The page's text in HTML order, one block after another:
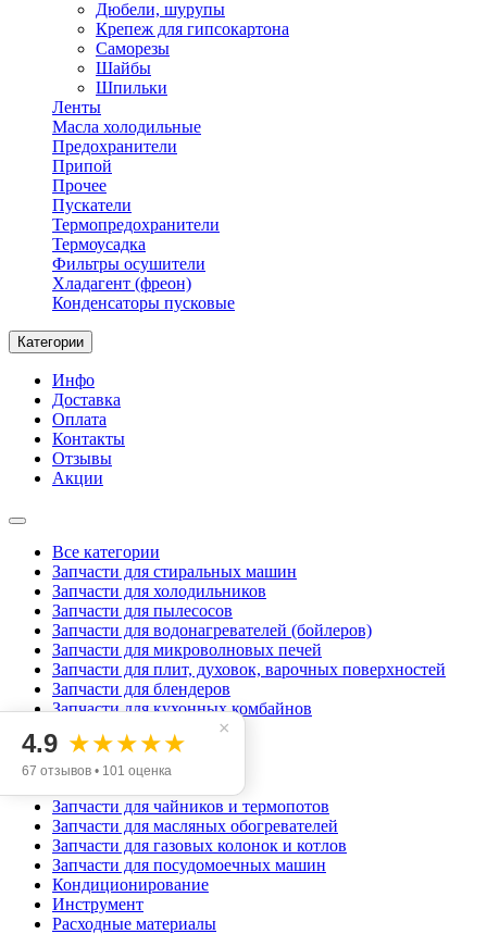
Дюбели, шурупы
Крепеж для гипсокартона
Саморезы
Шайбы
Шпильки
Ленты
Масла холодильные
Предохранители
Припой
Прочее
Пускатели
Термопредохранители
Термоусадка
Фильтры осушители
Хладагент (фреон)
Конденсаторы пусковые
Категории
Инфо
Доставка
Оплата
Контакты
Отзывы
Акции
Все категории
Запчасти для стиральных машин
Запчасти для холодильников
Запчасти для пылесосов
Запчасти для водонагревателей (бойлеров)
Запчасти для микроволновых печей
Запчасти для плит, духовок, варочных поверхностей
Запчасти для блендеров
Запчасти для кухонных комбайнов
Запчасти для миксеров
Запчасти для аэрогрилей
Запчасти для мясорубок
Запчасти для чайников и термопотов
Запчасти для масляных обогревателей
Запчасти для газовых колонок и котлов
Запчасти для посудомоечных машин
Кондиционирование
Инструмент
Расходные материалы
×
4.9 ★★★★★
67 отзывов • 101 оценка